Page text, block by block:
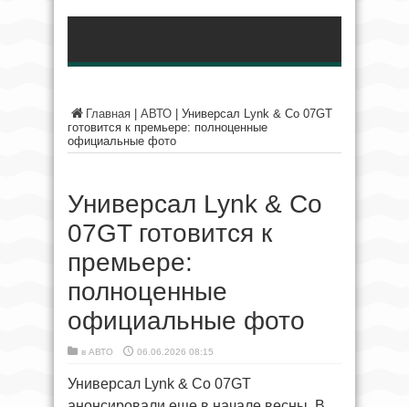
Главная АВТО
Универсал Lynk & Co 07GT
готовится к премьере: полноценные
официальные фото
Универсал Lynk & Co
07GT готовится к
премьере:
полноценные
официальные фото
в АВТО 06.06.2026 08:15
Универсал Lynk & Co 07GT